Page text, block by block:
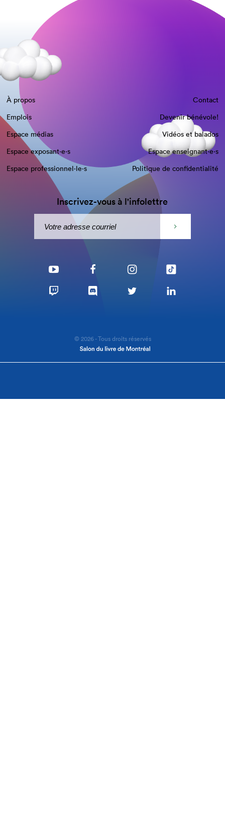
À propos
Contact
Emplois
Devenir bénévole!
Espace médias
Vidéos et balados
Espace exposant·e⋅s
Espace enseignant·e⋅s
Espace professionnel·le⋅s
Politique de confidentialité
Inscrivez-vous à l'infolettre
© 2026 - Tous droits réservés